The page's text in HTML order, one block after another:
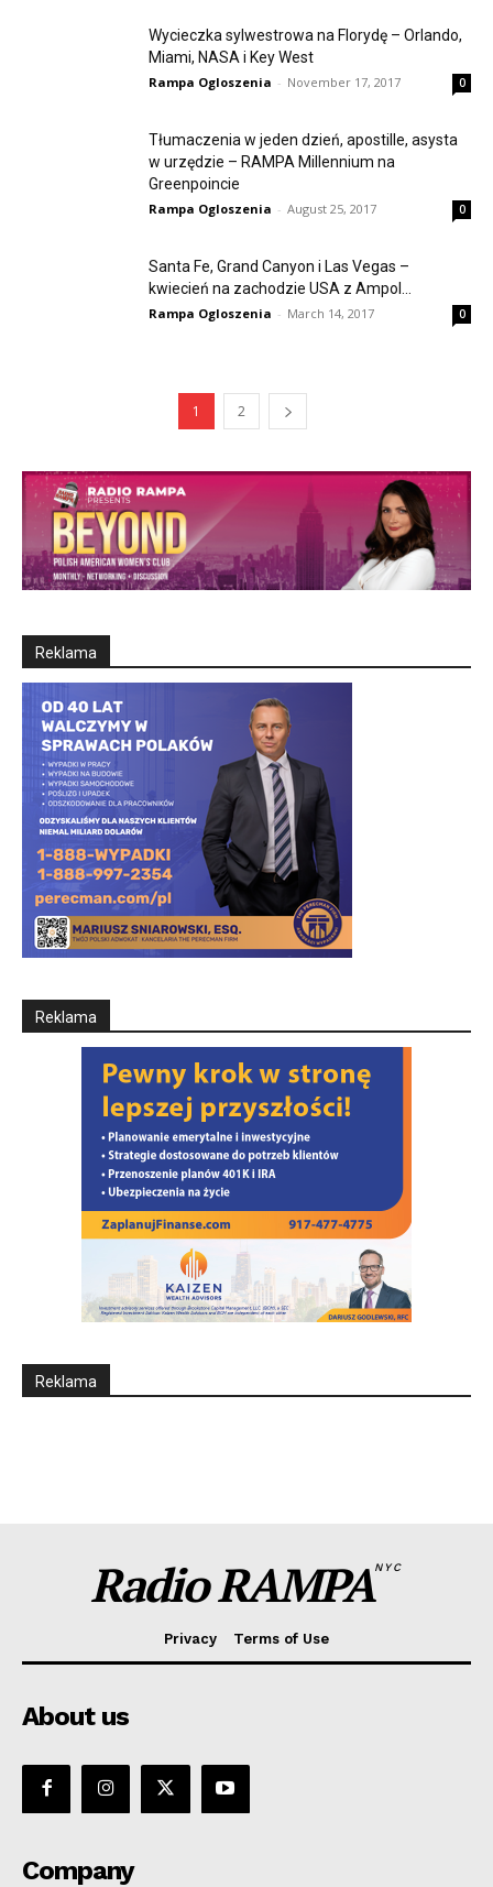
Wycieczka sylwestrowa na Florydę – Orlando,
Miami, NASA i Key West
Rampa Ogloszenia - November 17, 2017 0
Tłumaczenia w jeden dzień, apostille, asysta
w urzędzie – RAMPA Millennium na
Greenpoincie
Rampa Ogloszenia - August 25, 2017 0
Santa Fe, Grand Canyon i Las Vegas –
kwiecień na zachodzie USA z Ampol...
Rampa Ogloszenia - March 14, 2017 0
1 2
Reklama
Reklama
Reklama
Radio RAMPANYC
Privacy Terms of Use
About us
Company